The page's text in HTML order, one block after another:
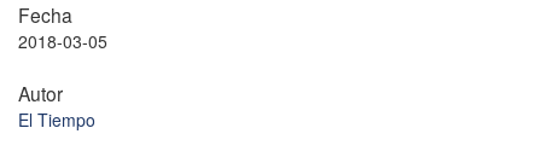
Fecha
2018-03-05
Autor
El Tiempo